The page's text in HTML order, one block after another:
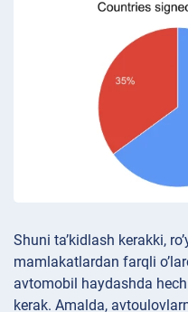
Shuni ta’kidlash kerakki,
mamlakatlardan farqli
avtomobil haydashda
kerak. Amalda,